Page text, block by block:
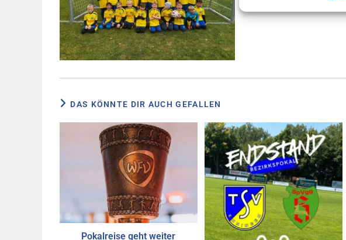
DAS KÖNNTE DIR AUCH GEFALLEN
Pokalreise geht weiter